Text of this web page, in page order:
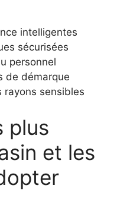
intelligentes
sécurisées
personnel
de démarque
rayons sensibles
plus
et les